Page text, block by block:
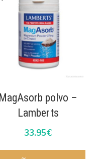
MagAsorb polvo –
Lamberts
33.95€